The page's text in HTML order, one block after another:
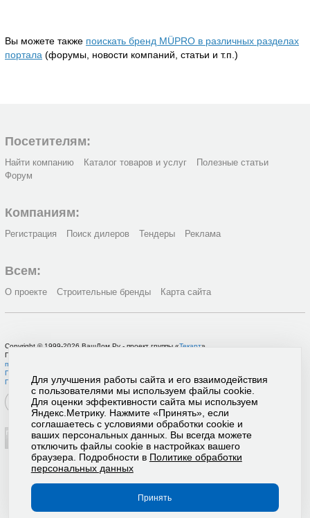
Вы можете также поискать бренд MÜPRO в различных разделах
портала (форумы, новости компаний, статьи и т.п.)
Посетителям:
Найти компанию Каталог товаров и услуг
Полезные статьи
Форум
Компаниям:
Регистрация Поиск дилеров Тендеры Реклама
Всем:
О проекте Строительные бренды Карта сайта
Copyright © 1999-2026 ВашДом.Ру - проект группы «Текарт»
По вопросам связанным с работой портала вы можете связаться с нашей
поддержки
Политика в отношении обработки персональных данных
Пользовательское соглашение
Для улучшения работы сайта и его взаимодействия
с пользователями мы используем файлы cookie.
Для оценки эффективности сайта мы используем
Яндекс.Метрику. Нажмите «Принять», если
соглашаетесь с условиями обработки cookie и
ваших персональных данных. Вы всегда можете
отключить файлы cookie в настройках вашего
браузера. Подробности в Политике обработки
персональных данных
Принять